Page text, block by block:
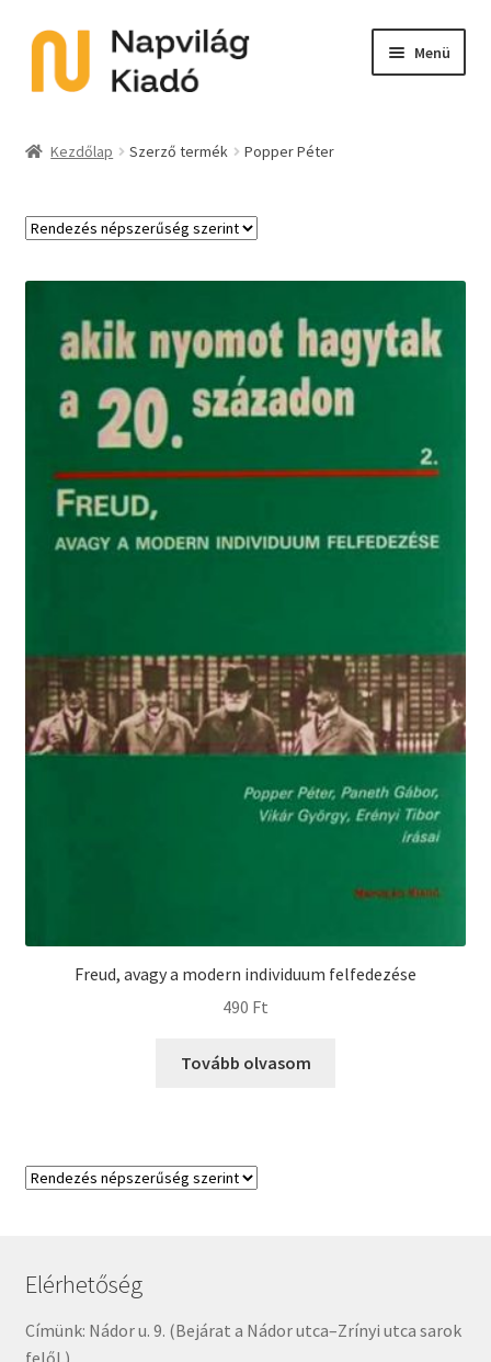
Ugrás
navigációhoz
Kilépés
tartalomba
Menü
Akció
menu
Expand
child
menu
Előkészületben
Utolsó példányok
Kezdőlap Szerző termék Popper Péter
Freud, avagy a modern individuum felfedezése
490 Ft
Tovább olvasom
Elérhetőség
Címünk: Nádor u. 9. (Bejárat a Nádor utca–Zrínyi utca sarok